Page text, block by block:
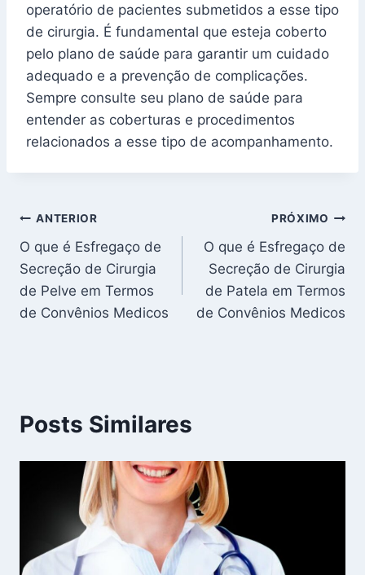
operatório de pacientes submetidos a esse tipo
de cirurgia. É fundamental que esteja coberto
pelo plano de saúde para garantir um cuidado
adequado e a prevenção de complicações.
Sempre consulte seu plano de saúde para
entender as coberturas e procedimentos
relacionados a esse tipo de acompanhamento.
Navegação
de
Post
ANTERIOR
O que é Esfregaço de
Secreção de Cirurgia
de Pelve em Termos
de Convênios Medicos
PRÓXIMO
O que é Esfregaço de
Secreção de Cirurgia
de Patela em Termos
de Convênios Medicos
Posts Similares